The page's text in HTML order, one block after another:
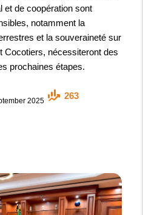
et de coopération sont
notamment la
et la souveraineté sur
Cocotiers, nécessiteront des
prochaines étapes.
2025
263